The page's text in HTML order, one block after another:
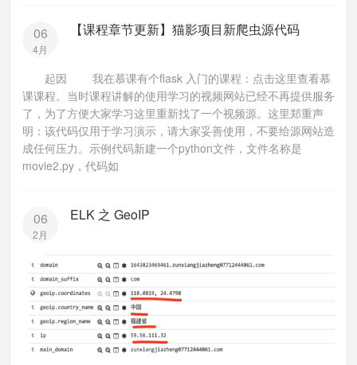
06
4月
【课程章节更新】猫影项目新爬虫源代码
起因 我在慕课有个flask 入门的课程：点击这里查看慕
课课程。当时课程讲解的使用学习的视频网站已经不再提供服务
了，为了方便大家学习这里重新找了一个视频源。这里郑重声
明：该代码仅用于学习演示，请大家妥善使用，不要给源网站造
成任何压力。示例代码新建一个python文件，文件名称是
movie2.py，代码如
06
2月
ELK 之 GeoIP